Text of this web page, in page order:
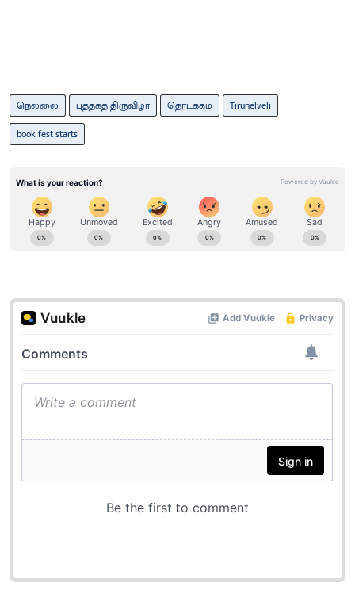
நெல்லை புத்தகத் திருவிழா தொடக்கம்
Tirunelveli
book fest starts